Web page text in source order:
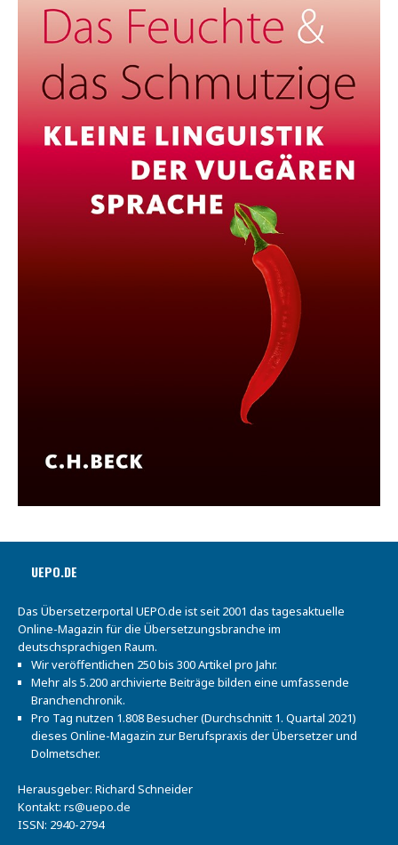
UEPO.DE
Das Übersetzerportal UEPO.de ist seit 2001 das tagesaktuelle
Online-Magazin für die Übersetzungsbranche im
deutschsprachigen Raum.
Wir veröffentlichen 250 bis 300 Artikel pro Jahr.
Mehr als 5.200 archivierte Beiträge bilden eine umfassende
Branchenchronik.
Pro Tag nutzen 1.808 Besucher (Durchschnitt 1. Quartal 2021)
dieses Online-Magazin zur Berufspraxis der Übersetzer und
Dolmetscher.
Herausgeber: Richard Schneider
Kontakt: rs@uepo.de
ISSN: 2940-2794